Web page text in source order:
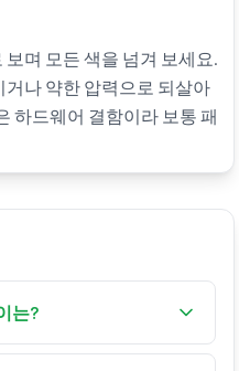
며 모든 색을 넘겨 보세요.
나 약한 압력으로 되살아
하드웨어 결함이라 보통 패
는?
하지 않고, 스턱 픽셀은